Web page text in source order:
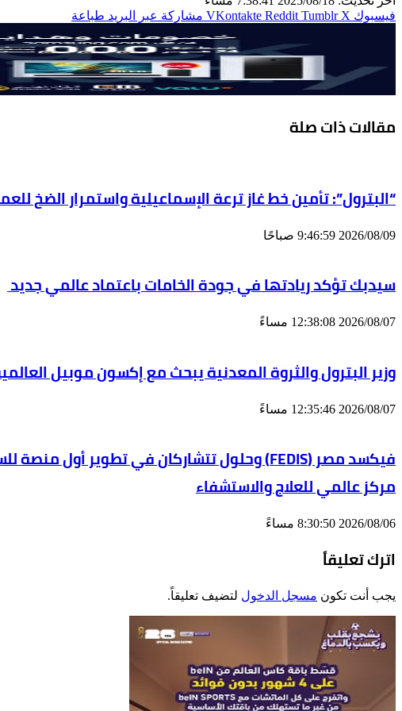
فيسبوك ‫X مشاركة عبر البريد طباعة
مقالات ذات صلة
“البترول”: تأمين خط غاز ترعة الإسماعيلية واستمرار الضخ
2026/08/09 9:46:59 صباحًا
سيدبك تؤكد ريادتها في جودة الخامات باعتماد عالمي جديد
2026/08/07 12:38:08 مساءً
وزير البترول والثروة المعدنية يبحث مع إكسون موبيل
2026/08/07 12:35:46 مساءً
مركز عالمي للعلاج والاستشفاء
2026/08/06 8:30:50 مساءً
اترك تعليقاً
يجب أنت تكون مسجل الدخول لتضيف تعليقاً.